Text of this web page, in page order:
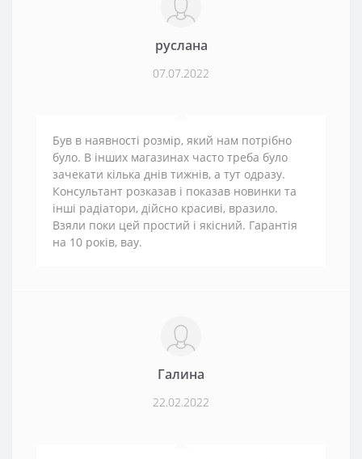
руслана
07.07.2022
Був в наявності розмір, який нам потрібно
було. В інших магазинах часто треба було
зачекати кілька днів тижнів, а тут одразу.
Консультант розказав і показав новинки та
інші радіатори, дійсно красиві, вразило.
Взяли поки цей простий і якісний. Гарантія
на 10 років, вау.
Галина
22.02.2022